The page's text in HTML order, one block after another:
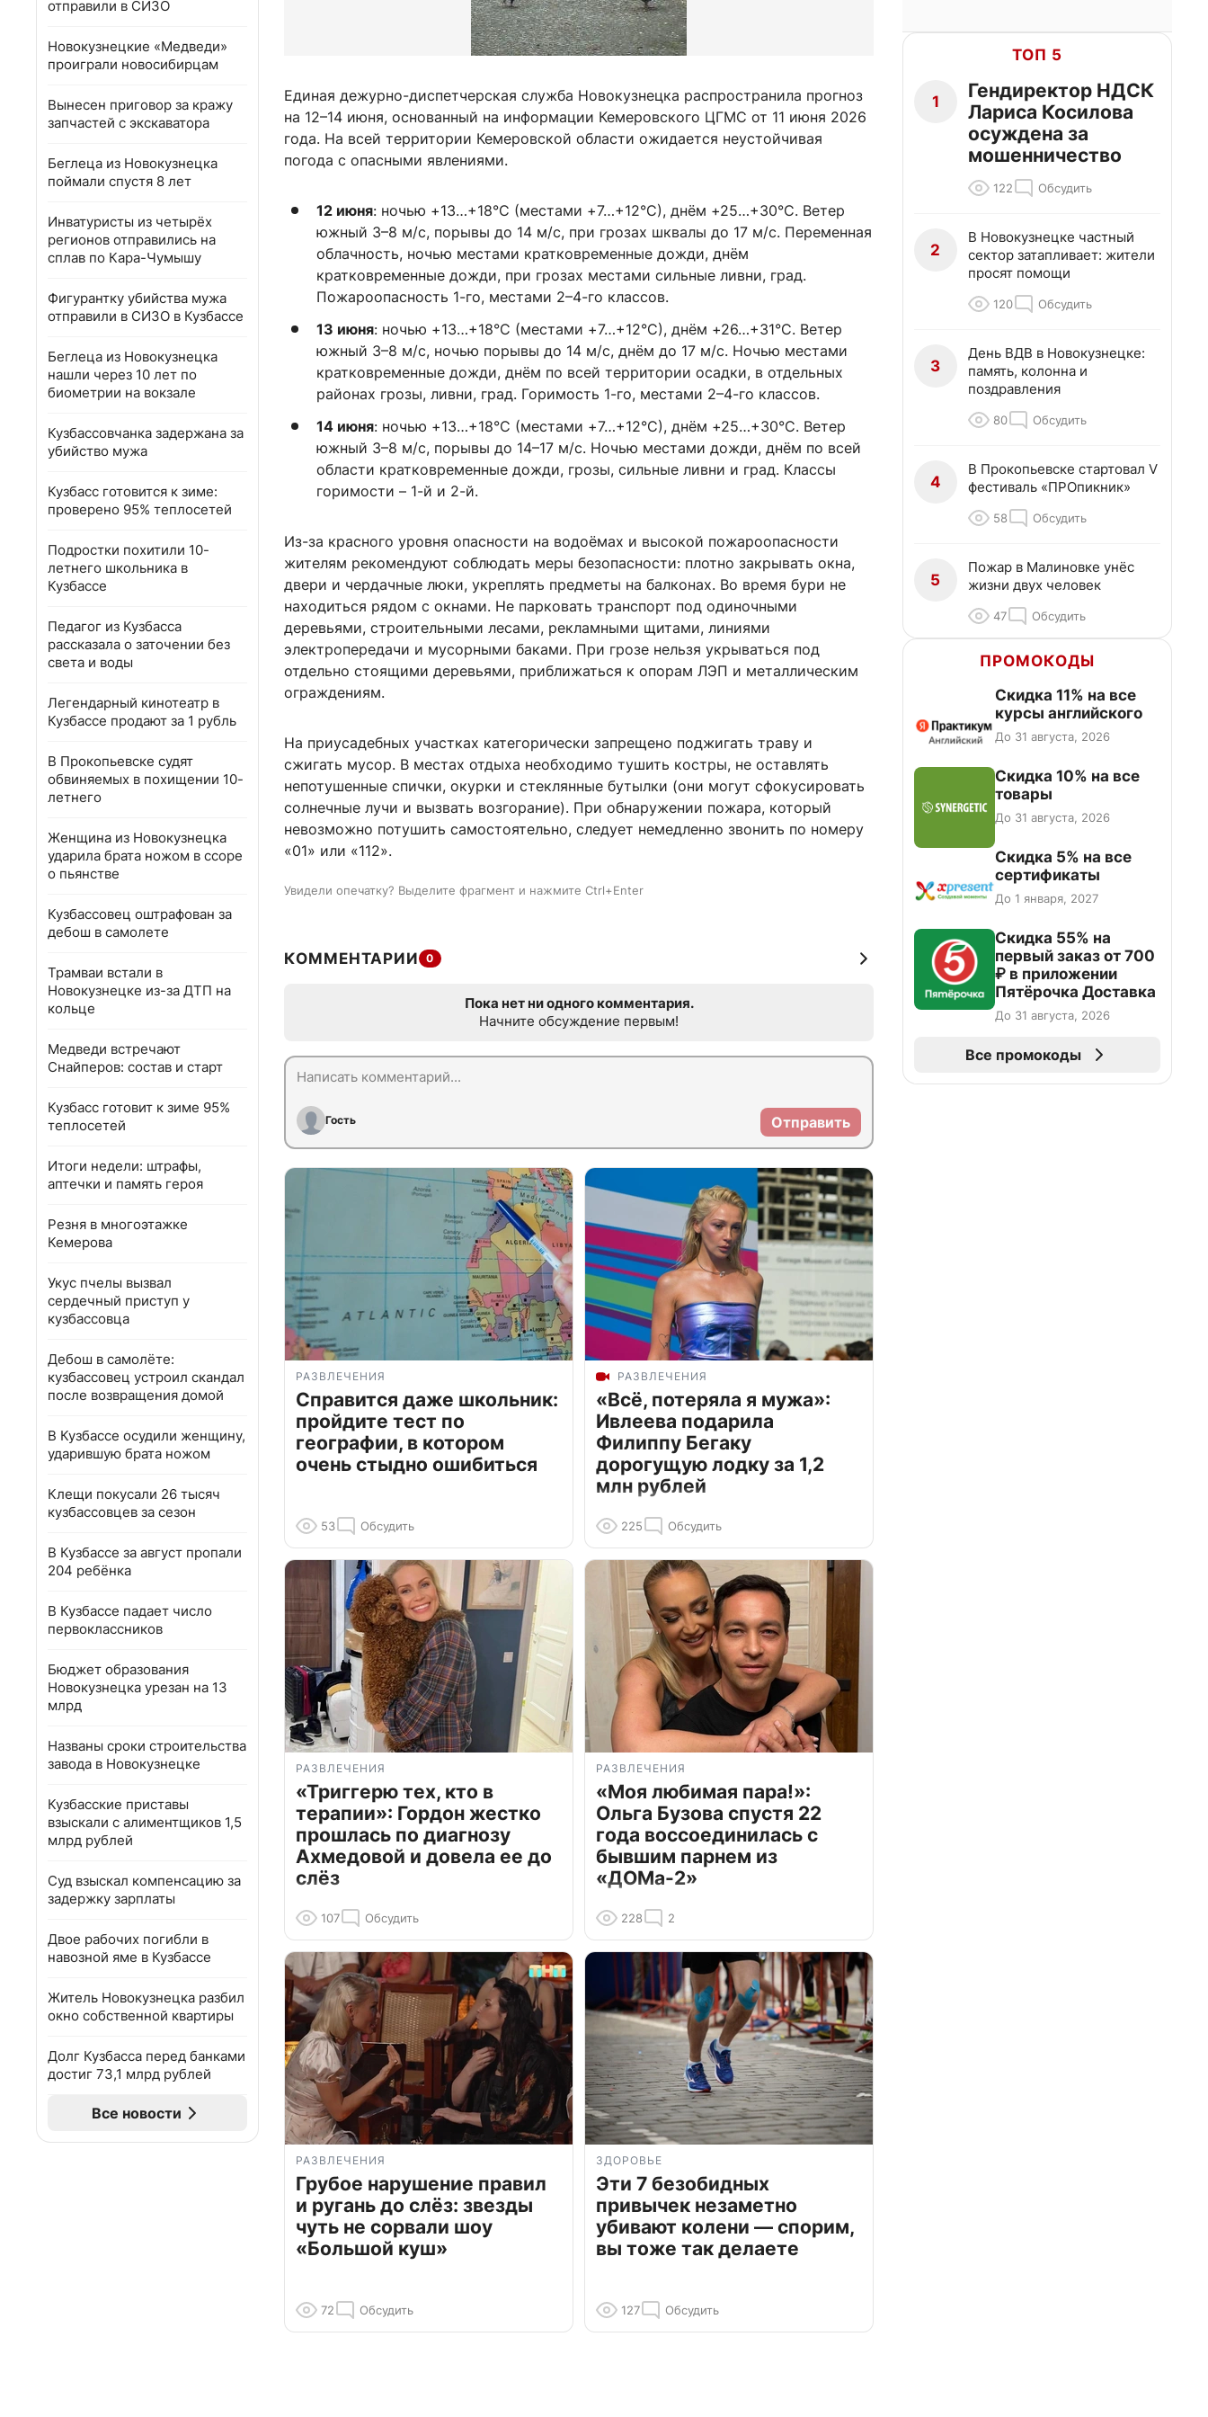
отправили в СИЗО
Новокузнецкие «Медведи»
проиграли новосибирцам
Вынесен приговор за кражу
запчастей с экскаватора
Беглеца из Новокузнецка
поймали спустя 8 лет
Инватуристы из четырёх
регионов отправились на
сплав по Кара-Чумышу
Фигурантку убийства мужа
отправили в СИЗО в Кузбассе
Беглеца из Новокузнецка
нашли через 10 лет по
биометрии на вокзале
Кузбассовчанка задержана за
убийство мужа
Кузбасс готовится к зиме:
проверено 95% теплосетей
Подростки похитили 10-
летнего школьника в
Кузбассе
Педагог из Кузбасса
рассказала о заточении без
света и воды
Легендарный кинотеатр в
Кузбассе продают за 1 рубль
В Прокопьевске судят
обвиняемых в похищении 10-
летнего
Женщина из Новокузнецка
ударила брата ножом в ссоре
о пьянстве
Кузбассовец оштрафован за
дебош в самолете
Трамваи встали в
Новокузнецке из-за ДТП на
кольце
Медведи встречают
Снайперов: состав и старт
Кузбасс готовит к зиме 95%
теплосетей
Итоги недели: штрафы,
аптечки и память героя
Резня в многоэтажке
Кемерова
Укус пчелы вызвал
сердечный приступ у
кузбассовца
Дебош в самолёте:
кузбассовец устроил скандал
после возвращения домой
В Кузбассе осудили женщину,
ударившую брата ножом
Клещи покусали 26 тысяч
кузбассовцев за сезон
В Кузбассе за август пропали
204 ребёнка
В Кузбассе падает число
первоклассников
Бюджет образования
Новокузнецка урезан на 13
млрд
Названы сроки строительства
завода в Новокузнецке
Кузбасские приставы
взыскали с алиментщиков 1,5
млрд рублей
Суд взыскал компенсацию за
задержку зарплаты
Двое рабочих погибли в
навозной яме в Кузбассе
Житель Новокузнецка разбил
окно собственной квартиры
Долг Кузбасса перед банками
достиг 73,1 млрд рублей
Все новости
Единая дежурно-диспетчерская служба Новокузнецка распространила прогноз
на 12–14 июня, основанный на информации Кемеровского ЦГМС от 11 июня 2026
года. На всей территории Кемеровской области ожидается неустойчивая
погода с опасными явлениями.
12 июня: ночью +13…+18°C (местами +7…+12°C), днём +25…+30°C. Ветер
южный 3–8 м/с, порывы до 14 м/с, при грозах шквалы до 17 м/с. Переменная
облачность, ночью местами кратковременные дожди, днём
кратковременные дожди, при грозах местами сильные ливни, град.
Пожароопасность 1-го, местами 2–4-го классов.
13 июня: ночью +13…+18°C (местами +7…+12°C), днём +26…+31°C. Ветер
южный 3–8 м/с, ночью порывы до 14 м/с, днём до 17 м/с. Ночью местами
кратковременные дожди, днём по всей территории осадки, в отдельных
районах грозы, ливни, град. Горимость 1-го, местами 2–4-го классов.
14 июня: ночью +13…+18°C (местами +7…+12°C), днём +25…+30°C. Ветер
южный 3–8 м/с, порывы до 14–17 м/с. Ночью местами дожди, днём по всей
области кратковременные дожди, грозы, сильные ливни и град. Классы
горимости – 1-й и 2-й.
Из-за красного уровня опасности на водоёмах и высокой пожароопасности
жителям рекомендуют соблюдать меры безопасности: плотно закрывать окна,
двери и чердачные люки, укреплять предметы на балконах. Во время бури не
находиться рядом с окнами. Не парковать транспорт под одиночными
деревьями, строительными лесами, рекламными щитами, линиями
электропередачи и мусорными баками. При грозе нельзя укрываться под
отдельно стоящими деревьями, приближаться к опорам ЛЭП и металлическим
ограждениям.
На приусадебных участках категорически запрещено поджигать траву и
сжигать мусор. В местах отдыха необходимо тушить костры, не оставлять
непотушенные спички, окурки и стеклянные бутылки (они могут сфокусировать
солнечные лучи и вызвать возгорание). При обнаружении пожара, который
невозможно потушить самостоятельно, следует немедленно звонить по номеру
«01» или «112».
Увидели опечатку? Выделите фрагмент и нажмите Ctrl+Enter
КОММЕНТАРИИ 0
Пока нет ни одного комментария.
Начните обсуждение первым!
Гость Отправить
РАЗВЛЕЧЕНИЯ
Справится даже школьник:
пройдите тест по
географии, в котором
очень стыдно ошибиться
53 Обсудить
РАЗВЛЕЧЕНИЯ
«Всё, потеряла я мужа»:
Ивлеева подарила
Филиппу Бегаку
дорогущую лодку за 1,2
млн рублей
225 Обсудить
РАЗВЛЕЧЕНИЯ
«Триггерю тех, кто в
терапии»: Гордон жестко
прошлась по диагнозу
Ахмедовой и довела ее до
слёз
107 Обсудить
РАЗВЛЕЧЕНИЯ
«Моя любимая пара!»:
Ольга Бузова спустя 22
года воссоединилась с
бывшим парнем из
«ДОМа-2»
228 2
РАЗВЛЕЧЕНИЯ
Грубое нарушение правил
и ругань до слёз: звезды
чуть не сорвали шоу
«Большой куш»
72 Обсудить
ЗДОРОВЬЕ
Эти 7 безобидных
привычек незаметно
убивают колени — спорим,
вы тоже так делаете
127 Обсудить
ТОП 5
1
Гендиректор НДСК
Лариса Косилова
осуждена за
мошенничество
122 Обсудить
2
В Новокузнецке частный
сектор затапливает: жители
просят помощи
120 Обсудить
3
День ВДВ в Новокузнецке:
память, колонна и
поздравления
80 Обсудить
4
В Прокопьевске стартовал V
фестиваль «ПРОпикник»
58 Обсудить
5
Пожар в Малиновке унёс
жизни двух человек
47 Обсудить
ПРОМОКОДЫ
Скидка 11% на все
курсы английского
До 31 августа, 2026
Скидка 10% на все
товары
До 31 августа, 2026
Скидка 5% на все
сертификаты
До 1 января, 2027
Скидка 55% на
первый заказ от 700
₽ в приложении
Пятёрочка Доставка
До 31 августа, 2026
Все промокоды